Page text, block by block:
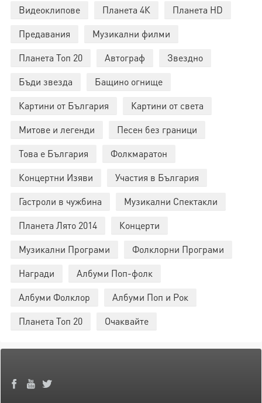
Видеоклипове
Планета 4К
Планета HD
Предавания
Музикални филми
Планета Топ 20
Автограф
Звездно
Бъди звезда
Бащино огнище
Картини от България
Картини от света
Митове и легенди
Песен без граници
Това е България
Фолкмаратон
Концертни Изяви
Участия в България
Гастроли в чужбина
Музикални Спектакли
Планета Лято 2014
Концерти
Музикални Програми
Фолклорни Програми
Награди
Албуми Поп-фолк
Албуми Фолклор
Албуми Поп и Рок
Планета Топ 20
Очаквайте